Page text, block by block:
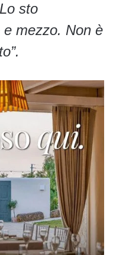
sto
mezzo. Non è